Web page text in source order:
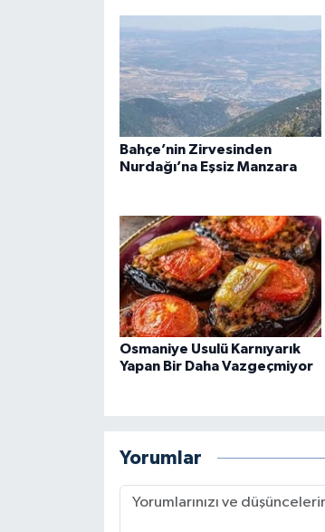
Bahçe’nin Zirvesinden
Nurdağı’na Eşsiz Manzara
Osmaniye Usulü Karnıyarık
Yapan Bir Daha Vazgeçmiyor
Yorumlar